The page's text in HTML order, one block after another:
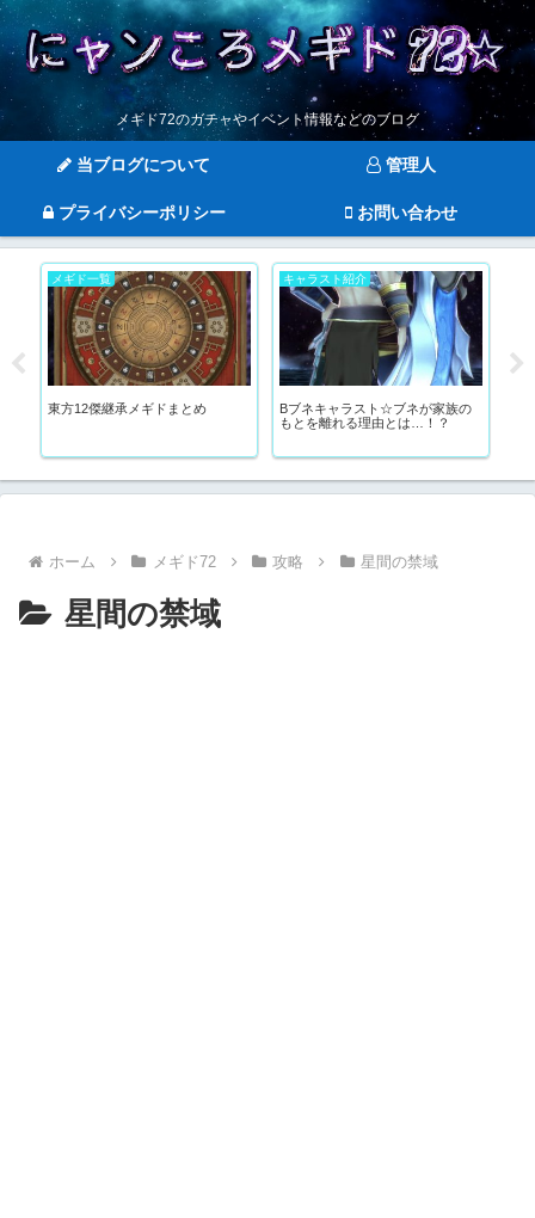
メギド72のガチャやイベント情報などのブログ
当ブログについて 管理人
プライバシーポリシー お問い合わせ
メギド一覧
東方12傑継承メギドまとめ
キャラスト紹介
Bブネキャラスト☆ブネが家族の
もとを離れる理由とは…！？
ホーム メギド72 攻略 星間の禁域
星間の禁域